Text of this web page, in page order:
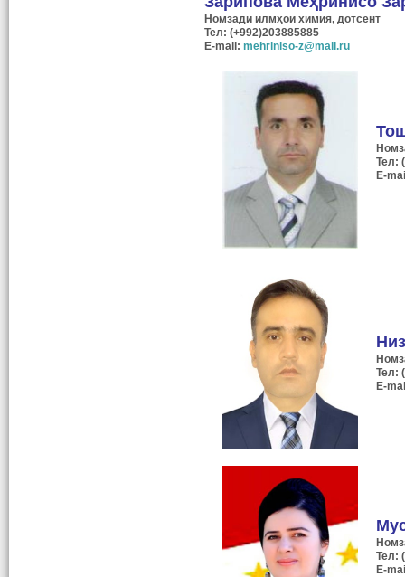
Номзади илмҳои химия, дотсент
Тел: (+992)203885885
E-mail: mehriniso-z@mail.ru
Тел:
E-
Тел:
E-
Тел:
E-